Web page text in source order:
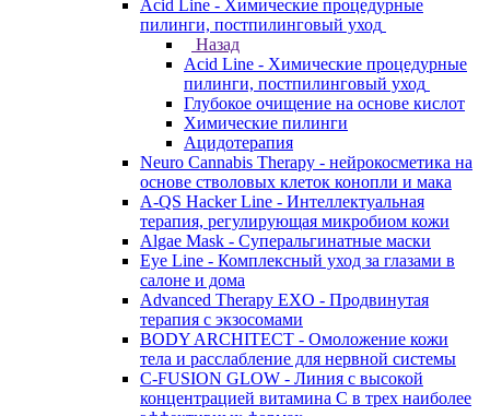
Acid Line - Химические процедурные
пилинги, постпилинговый уход
Назад
Acid Line - Химические процедурные
пилинги, постпилинговый уход
Глубокое очищение на основе кислот
Химические пилинги
Ацидотерапия
Neuro Cannabis Therapy - нейрокосметика на
основе стволовых клеток конопли и мака
A-QS Hacker Line - Интеллектуальная
терапия, регулирующая микробиом кожи
Algae Mask - Суперальгинатные маски
Eye Line - Комплексный уход за глазами в
салоне и дома
Advanced Therapy EXO - Продвинутая
терапия с экзосомами
BODY ARCHITECT - Омоложение кожи
тела и расслабление для нервной системы
C-FUSION GLOW - Линия с высокой
концентрацией витамина C в трех наиболее